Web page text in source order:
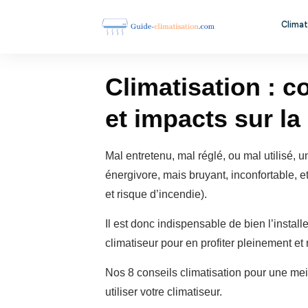
Climatisation :
et impacts sur la
Mal entretenu, mal réglé, ou mal utilisé,
énergivore, mais bruyant, inconfortable,
et risque d’incendie).
Il est donc indispensable de bien
climatiseur pour en profiter pleinement
Nos 8 conseils climatisation pour une
utiliser votre climatiseur.